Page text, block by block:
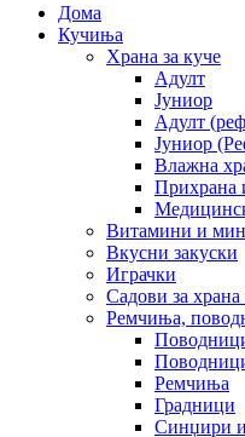
Дома
Кучиња
Храна за куче
Адулт
Јуниор
Адулт
Јуниор
Влажна
Прихрана
Витамини и
Вкусни закуски
Играчки
Садови за храна
Ремчиња,
Ремчиња
Градници
Синџири и